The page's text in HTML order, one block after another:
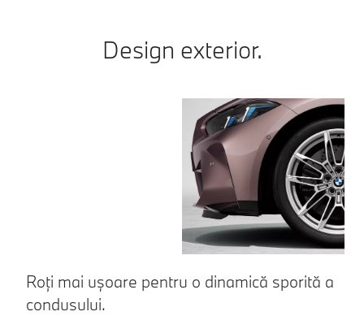
Design exterior.
Roți mai ușoare pentru o dinamică sporită a
condusului.